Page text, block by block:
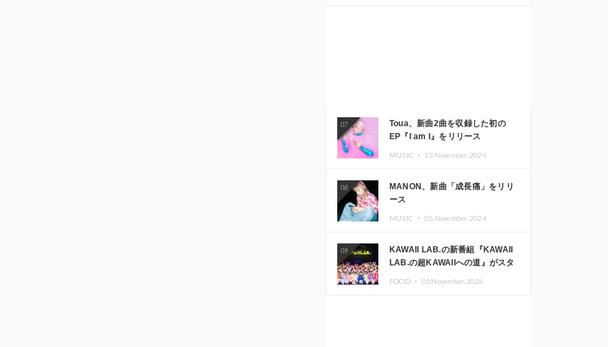
07
Toua、新曲2曲を収録した初の
EP『I am I』をリリース
MUSIC ・ 13.November.2024
08
MANON、新曲「成長痛」をリリ
ース
MUSIC ・ 05.November.2024
09
KAWAII LAB.の新番組『KAWAII
LAB.の超KAWAIIへの道』がスタ
FOOD ・ 05.November.2024